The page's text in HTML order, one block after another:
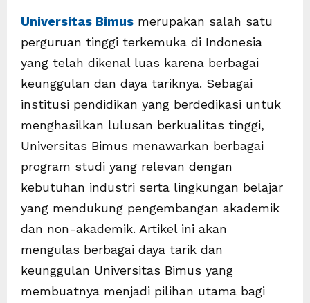
Universitas Bimus merupakan salah satu
perguruan tinggi terkemuka di Indonesia
yang telah dikenal luas karena berbagai
keunggulan dan daya tariknya. Sebagai
institusi pendidikan yang berdedikasi untuk
menghasilkan lulusan berkualitas tinggi,
Universitas Bimus menawarkan berbagai
program studi yang relevan dengan
kebutuhan industri serta lingkungan belajar
yang mendukung pengembangan akademik
dan non-akademik. Artikel ini akan
mengulas berbagai daya tarik dan
keunggulan Universitas Bimus yang
membuatnya menjadi pilihan utama bagi